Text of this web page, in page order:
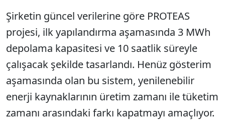
Şirketin güncel verilerine göre PROTEAS
projesi, ilk yapılandırma aşamasında 3 MWh
depolama kapasitesi ve 10 saatlik süreyle
çalışacak şekilde tasarlandı. Henüz gösterim
aşamasında olan bu sistem, yenilenebilir
enerji kaynaklarının üretim zamanı ile tüketim
zamanı arasındaki farkı kapatmayı amaçlıyor.